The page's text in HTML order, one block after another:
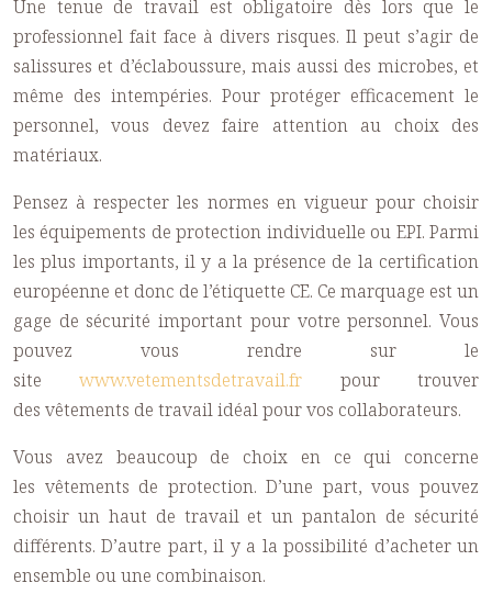
Une tenue de travail est obligatoire dès lors que le
professionnel fait face à divers risques. Il peut s’agir de
salissures et d’éclaboussure, mais aussi des microbes, et
même des intempéries. Pour protéger efficacement le
personnel, vous devez faire attention au choix des
matériaux.
Pensez à respecter les normes en vigueur pour choisir
les équipements de protection individuelle ou EPI. Parmi
les plus importants, il y a la présence de la certification
européenne et donc de l’étiquette CE. Ce marquage est un
gage de sécurité important pour votre personnel. Vous
pouvez vous rendre sur le
sitewww.vetementsdetravail.fr pour trouver
des vêtements de travailidéal pour vos collaborateurs.
Vous avez beaucoup de choix en ce qui concerne
les vêtements de protection. D’une part, vous pouvez
choisir un haut de travail et un pantalon de sécurité
différents. D’autre part, il y a la possibilité d’acheter un
ensemble ou une combinaison.